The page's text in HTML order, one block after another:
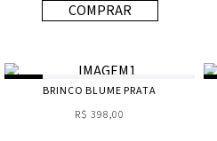
COMPRAR
BRINCO BLUME PRATA
R$ 398,00